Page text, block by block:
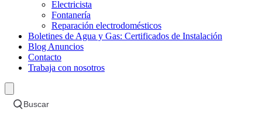
Electricista
Fontanería
Reparación electrodomésticos
Boletines de Agua y Gas: Certificados de Instalación
Blog Anuncios
Contacto
Trabaja con nosotros
Buscar